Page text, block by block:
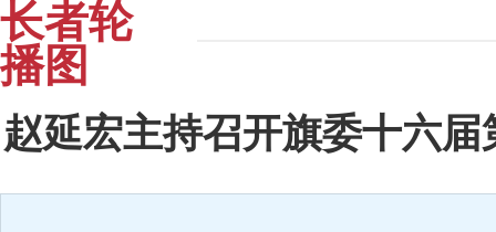
长者轮
播图
赵延宏主持召开旗委十六